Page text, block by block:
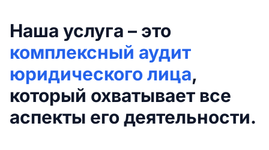
Наша услуга – это
комплексный аудит
юридического лица,
который охватывает все
аспекты его деятельности.